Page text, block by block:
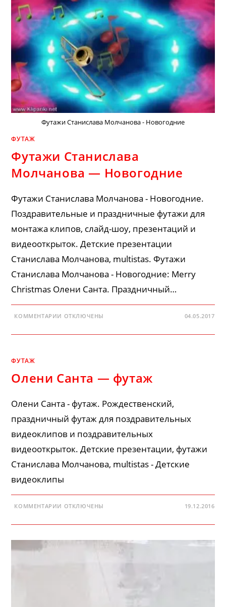
Футажи Станислава Молчанова - Новогодние
ФУТАЖ
Футажи Станислава
Молчанова — Новогодние
Футажи Станислава Молчанова - Новогодние.
Поздравительные и праздничные футажи для
монтажа клипов, слайд-шоу, презентаций и
видеооткрыток. Детские презентации
Станислава Молчанова, multistas. Футажи
Станислава Молчанова - Новогодние: Merry
Christmas Олени Санта. Праздничный…
КОММЕНТАРИИ К
СТАНИСЛАВА
ОТКЛЮЧЕНЫ 04.05.2017
ФУТАЖ
Олени Санта — футаж
Олени Санта - футаж. Рождественский,
праздничный футаж для поздравительных
видеоклипов и поздравительных
видеооткрыток. Детские презентации, футажи
Станислава Молчанова, multistas - Детские
видеоклипы
КОММЕНТАРИИ К
САНТА
ФУТАЖ
ОТКЛЮЧЕНЫ 19.12.2016